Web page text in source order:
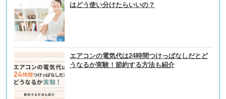
はどう使い分けたらいいの？
エアコンの電気代は24時間つけっぱなしだとど
うなるか実験！節約する方法も紹介